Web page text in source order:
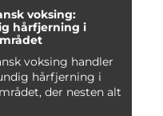
voksing:
hårfjerning i
voksing handler
hårfjerning i
der nesten alt